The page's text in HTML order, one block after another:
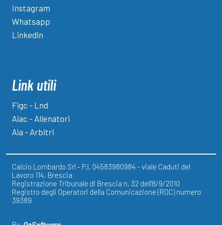
Instagram
Whatsapp
Linkedin
Link utili
Figc - Lnd
Aiac - Allenatori
Aia - Arbitri
Calcio Lombardo Srl - P.I. 04583980984 - viale Caduti del
Lavoro 114, Brescia
Registrazione Tribunale di Brescia n. 32 dell'8/9/2010
Registro degli Operatori della Comunicazione (ROC) numero
39389